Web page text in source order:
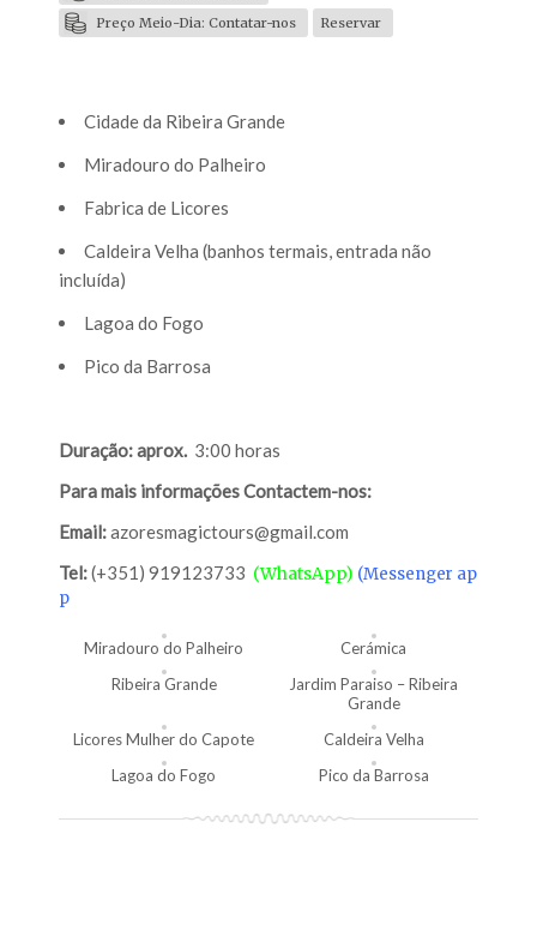
Preço Meio-Dia: Contatar-nos
Reservar
Cidade da Ribeira Grande
Miradouro do Palheiro
Fabrica de Licores
Caldeira Velha (banhos termais, entrada não
incluída)
Lagoa do Fogo
Pico da Barrosa
Duração: aprox. 3:00 horas
Para mais informaçõesContactem-nos:
Email:azoresmagictours@gmail.com
Tel:(+351) 919123733 (WhatsApp) (Messenger ap
p
Miradouro do Palheiro
Cerámica
Ribeira Grande
Jardim Paraiso – Ribeira
Grande
Licores Mulher do Capote
Caldeira Velha
Lagoa do Fogo
Pico da Barrosa